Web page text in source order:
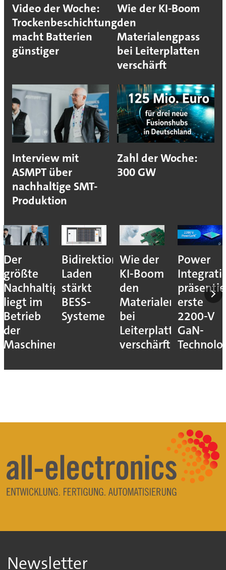
Video der Woche:
Trockenbeschichtung
macht Batterien
günstiger
Wie der KI-Boom
den
Materialengpass
bei Leiterplatten
verschärft
Interview mit
ASMPT über
nachhaltige SMT-
Produktion
Zahl der Woche:
300 GW
KI-Boom
den
Materialengpass
bei
verschärft
Power
Integrations
präsentiert
erste
2200-V
Technologie
Neue
in
Hannover für
Newsletter